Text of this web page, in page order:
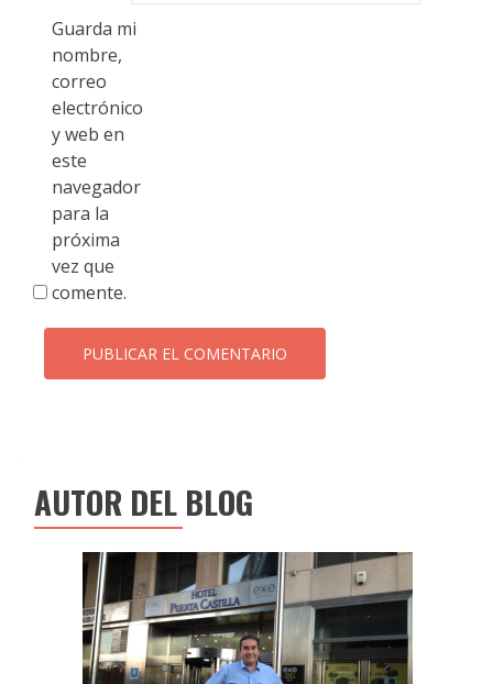
Guarda mi
nombre,
correo
electrónico
y web en
este
navegador
para la
próxima
vez que
comente.
AUTOR DEL BLOG